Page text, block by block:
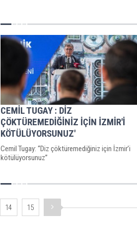
CEMİL TUGAY : DİZ
ÇÖKTÜREMEDİĞİNİZ İÇİN İZMİR'İ
KÖTÜLÜYORSUNUZ'
Cemil Tugay: “Diz çöktüremediğiniz için İzmir’i
kötülüyorsunuz”
14 15